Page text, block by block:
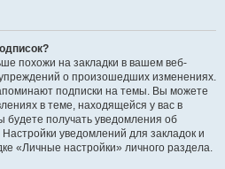
похожи на закладки в вашем веб-
о произошедших изменениях.
подписки на темы. Вы можете
в теме, находящейся у вас в
будете получать уведомления об
уведомлений для закладок и
«Личные настройки» личного раздела.